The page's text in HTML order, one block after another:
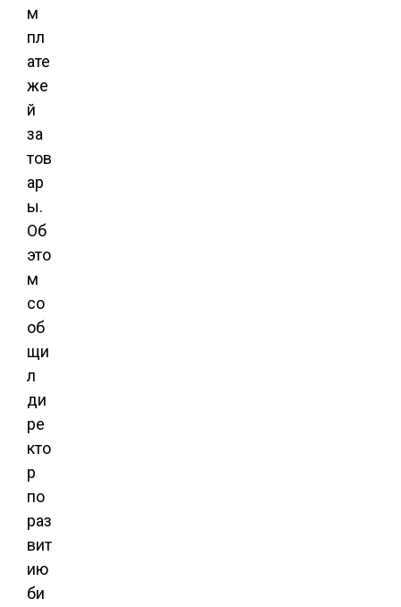
м
пл
ате
же
й
за
тов
ар
ы.
Об
это
м
со
об
щи
л
ди
ре
кто
р
по
раз
вит
ию
би